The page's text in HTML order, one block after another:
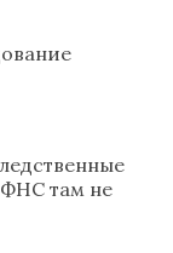
ФНС там не